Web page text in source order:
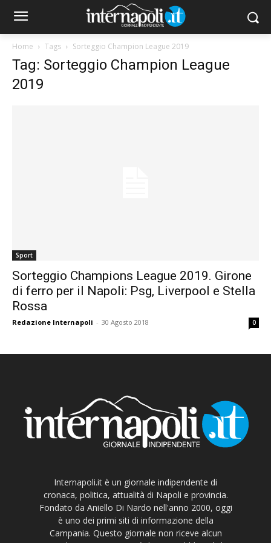
Home Tags Sorteggio Champion League 2019
Tag: Sorteggio Champion League
2019
Sport
Sorteggio Champions League 2019. Girone
di ferro per il Napoli: Psg, Liverpool e Stella
Rossa
Redazione Internapoli - 30 Agosto 2018 0
Internapoli.it è un giornale indipendente di
cronaca, politica, attualità di Napoli e provincia.
Fondato da Aniello Di Nardo nell'anno 2000, oggi
è uno dei primi siti di informazione della
Campania. Questo giornale non riceve alcun